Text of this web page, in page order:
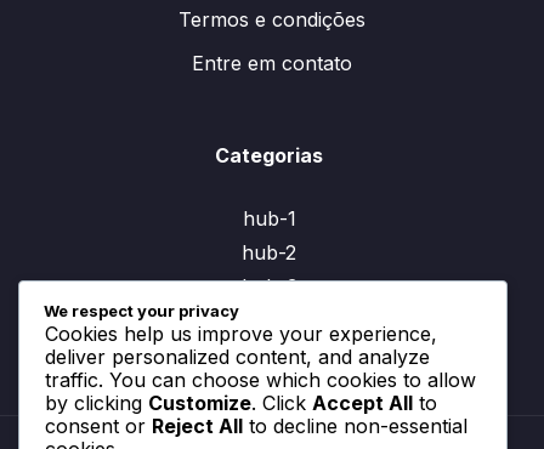
Termos e condições
Entre em contato
Categorias
hub-1
hub-2
hub-3
We respect your privacy
Cookies help us improve your experience,
deliver personalized content, and analyze
traffic. You can choose which cookies to allow
by clicking Customize. Click Accept All to
consent or Reject All to decline non-essential